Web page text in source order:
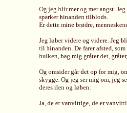
Og jeg blir mer og mer angst.
sparker hinanden tilblods.
Er dette mine brødre,
Jeg løber videre og videre. Jeg
til hinanden. De farer afsted,
hulken, bag mig gråter det,
Og omsider går det op for mig,
skygge. Og jeg ser mig om, jeg
deres ilen og løben:
Ja, de er vanvittige, de er